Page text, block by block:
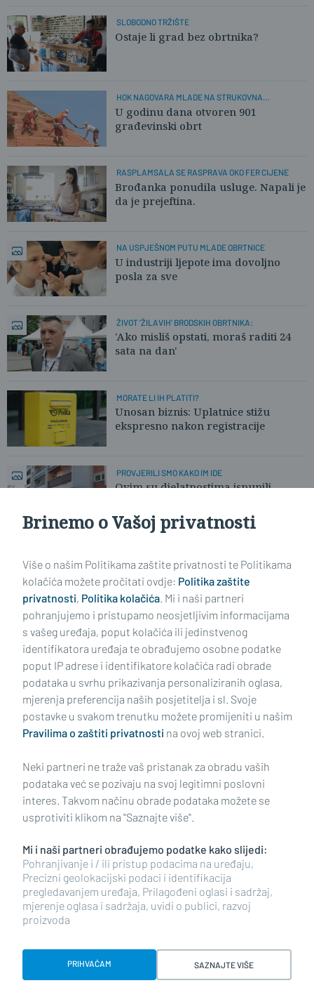
SLOBODNO TRŽIŠTE
Ostaje li grad bez obrtnika?
HOK NAGOVARA MLADE NA STRUKOVNA
ZANIMANJA
U godinu dana otvoren 901
građevinski obrt
RASPLAMSALA SE RASPRAVA OKO FER CIJENE
Brođanka ponudila usluge. Napali je
da je prejeftina.
NA USPJEŠNOM PUTU MLADE OBRTNICE
U industriji ljepote ima dovoljno
posla za sve
ŽIVOT 'ŽILAVIH' BRODSKIH OBRTNIKA:
'Ako misliš opstati, moraš raditi 24
sata na dan'
MORATE LI IH PLATITI?
Unosan biznis: Uplatnice stižu
ekspresno nakon registracije
PROVJERILI SMO KAKO IM IDE
Ovim su djelatnostima ispunili
PROBLEMIMA
'Račun za plin bio je 11.000 kn. Ne
znam bismo li uspjeli bez pomoći'
Impressum Uvjeti korištenja Politika privatnosti
Politika kolačića Kontakt Pritužbe Suradnici
Oglašavanje
RUBRIKE
BRODSKO-POSAVSKA ŽUPANIJA
POŽEŠKO-SLAVONSKA ŽUPANIJA
Brinemo o Vašoj privatnosti
Više o našim Politikama zaštite privatnosti te Politikama
kolačića možete pročitati ovdje: Politika zaštite
privatnosti, Politika kolačića. Mi i naši partneri
pohranjujemo i pristupamo neosjetljivim informacijama
s vašeg uređaja, poput kolačića ili jedinstvenog
identifikatora uređaja te obrađujemo osobne podatke
poput IP adrese i identifikatore kolačića radi obrade
podataka u svrhu prikazivanja personaliziranih oglasa,
mjerenja preferencija naših posjetitelja i sl. Svoje
postavke u svakom trenutku možete promijeniti u našim
Pravilima o zaštiti privatnosti na ovoj web stranici.
Neki partneri ne traže vaš pristanak za obradu vaših
podataka već se pozivaju na svoj legitimni poslovni
interes. Takvom načinu obrade podataka možete se
usprotiviti klikom na "Saznajte više".
Mi i naši partneri obrađujemo podatke kako slijedi:
Pohranjivanje i / ili pristup podacima na uređaju,
Precizni geolokacijski podaci i identifikacija
pregledavanjem uređaja, Prilagođeni oglasi i sadržaj,
mjerenje oglasa i sadržaja, uvidi o publici, razvoj
proizvoda
PRIHVAĆAM SAZNAJTE VIŠE